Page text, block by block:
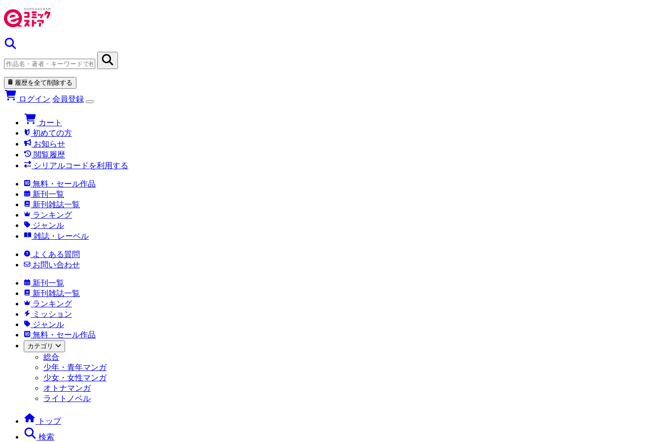
履歴を全て削除する
ログイン 会員登録
カート
初めての方
お知らせ
閲覧履歴
シリアルコードを利用する
無料・セール作品
新刊一覧
新刊雑誌一覧
ランキング
ジャンル
雑誌・レーベル
よくある質問
お問い合わせ
新刊一覧
新刊雑誌一覧
ランキング
ミッション
ジャンル
無料・セール作品
カテゴリ
総合
少年・青年マンガ
少女・女性マンガ
オトナマンガ
ライトノベル
トップ
検索